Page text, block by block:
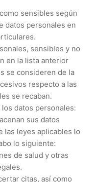
sensibles según
datos personales en
sensibles y no
en la lista anterior
se consideren de la
respecto a las
se recaban.
datos personales:
sus datos
las leyes aplicables lo
lo siguiente:
de salud y otras
citas, así como